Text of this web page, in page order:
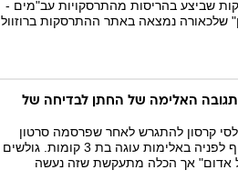
שביצע בהריסות מהתרסקויות עב"מים -
שלכאורה נמצאה באתר ההתרסקות ברוזוול
האלימה של החתן לבדיחה של
קרסון להתגרש לאחר שפרסמה סרטון
מיום חתונתה בו החתן שלה נראה דוחף לפניה באלימות עוגה בת 3 קומות. גולשים
אדום" אך הכלה מתעקשת שזה נעשה